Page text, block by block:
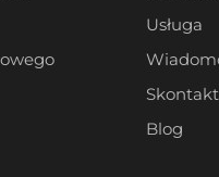
Usługa
Blog